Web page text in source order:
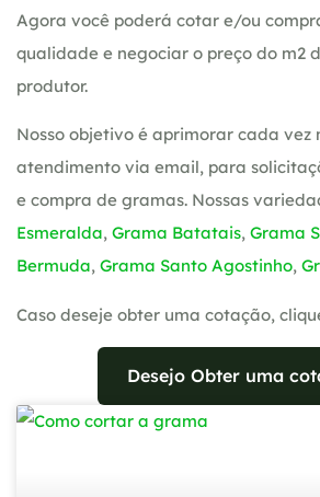
Agora você poderá cotar e/ou
qualidade e negociar o preço do m2
produtor.
Nosso objetivo é aprimorar cada vez
atendimento via email, para
e compra de gramas. Nossas
Esmeralda, Grama Batatais, Grama
Bermuda, Grama Santo Agostinho,
Caso deseje obter uma cotação,
Desejo Obter uma